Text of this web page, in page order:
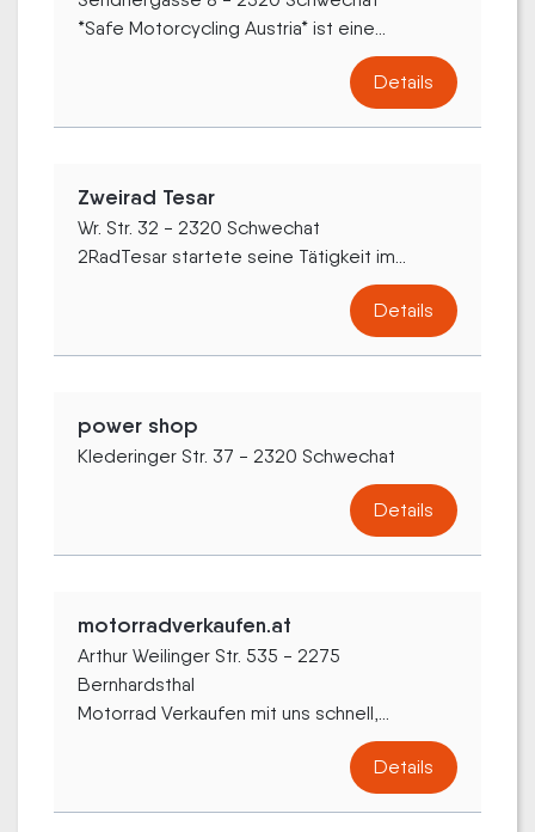
*Safe Motorcycling Austria* ist eine...
Details
Zweirad Tesar
Wr. Str. 32 - 2320 Schwechat
2RadTesar startete seine Tätigkeit im...
Details
power shop
Klederinger Str. 37 - 2320 Schwechat
Details
motorradverkaufen.at
Arthur Weilinger Str. 535 - 2275
Bernhardsthal
Motorrad Verkaufen mit uns schnell,...
Details